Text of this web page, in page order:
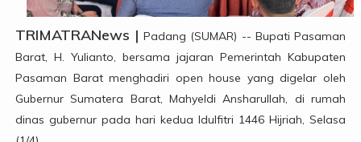
TRIMATRANews |Padang (SUMAR) -- Bupati Pasaman
Barat, H. Yulianto, bersama jajaran Pemerintah Kabupaten
Pasaman Barat menghadiri open house yang digelar oleh
Gubernur Sumatera Barat, Mahyeldi Ansharullah, di rumah
dinas gubernur pada hari kedua Idulfitri 1446 Hijriah, Selasa